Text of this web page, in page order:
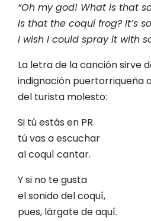
“Oh my god! What is that
Is that the coquí frog? It’s
I wish I could spray it with
La letra de la canción sirve
indignación puertorriqueña
del turista molesto:
Si tú estás
tú vas a
al coquí
Y si no te
el sonido del
pues, lárgate de